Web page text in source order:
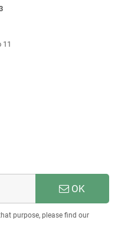
11
OK
purpose, please find our